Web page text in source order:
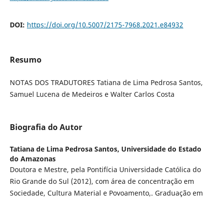
DOI: https://doi.org/10.5007/2175-7968.2021.e84932
Resumo
NOTAS DOS TRADUTORES Tatiana de Lima Pedrosa Santos,
Samuel Lucena de Medeiros e Walter Carlos Costa
Biografia do Autor
Tatiana de Lima Pedrosa Santos, Universidade do Estado
do Amazonas
Doutora e Mestre, pela Pontifícia Universidade Católica do
Rio Grande do Sul (2012), com área de concentração em
Sociedade, Cultura Material e Povoamento,. Graduação em